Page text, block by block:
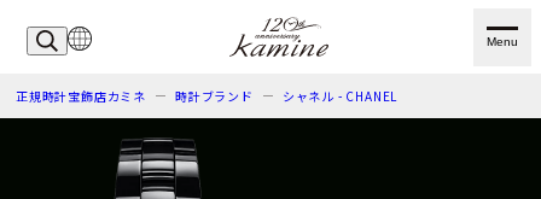
Menu
正規時計宝飾店カミネ 時計ブランド シャネル - CHANEL